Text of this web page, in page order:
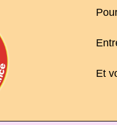
Et